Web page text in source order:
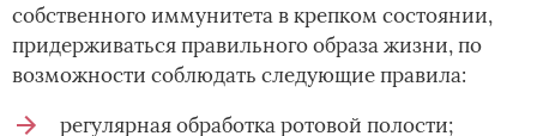
собственного иммунитета в крепком состоянии,
придерживаться правильного образа жизни, по
возможности соблюдать следующие правила:
регулярная обработка ротовой полости;